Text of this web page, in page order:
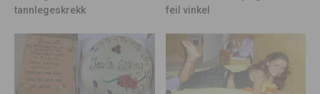
tannlegeskrekk
feil vinkel